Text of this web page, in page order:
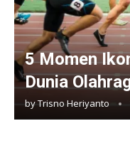
5 Momen
Dunia
byTrisno Heriyanto